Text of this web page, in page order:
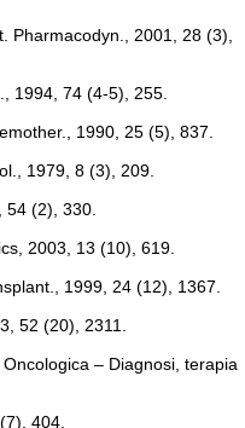
Pharmacodyn., 2001, 28 (3),
1994, 74 (4-5), 255.
1990, 25 (5), 837.
1979, 8 (3), 209.
(2), 330.
2003, 13 (10), 619.
1999, 24 (12), 1367.
52 (20), 2311.
– Diagnosi, terapia
404.